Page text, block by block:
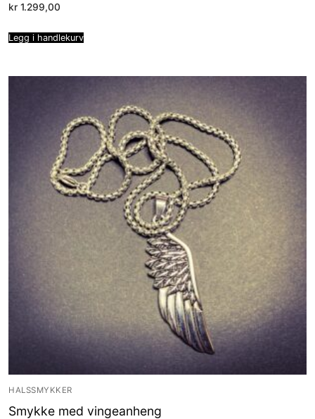
kr 1.299,00
Legg i handlekurv
HALSSMYKKER
Smykke med vingeanheng